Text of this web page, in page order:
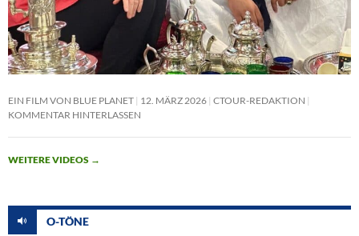
EIN FILM VON BLUE PLANET 12. MÄRZ 2026 CTOUR-REDAKTION
KOMMENTAR HINTERLASSEN
WEITERE VIDEOS →
O-TÖNE